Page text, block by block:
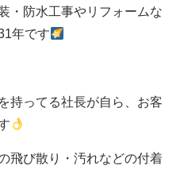
・防水工事やリフォームな
年です
持ってる社長が自ら、お客
飛び散り・汚れなどの付着